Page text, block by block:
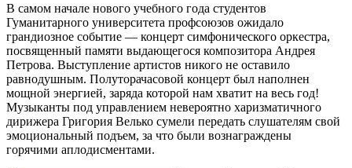
В самом начале нового учебного года студентов
Гуманитарного университета профсоюзов ожидало
грандиозное событие — концерт симфонического оркестра,
посвященный памяти выдающегося композитора Андрея
Петрова. Выступление артистов никого не оставило
равнодушным. Полуторачасовой концерт был наполнен
мощной энергией, заряда которой нам хватит на весь год!
Музыканты под управлением невероятно харизматичного
дирижера Григория Велько сумели передать слушателям свой
эмоциональный подъем, за что были вознаграждены
горячими аплодисментами.